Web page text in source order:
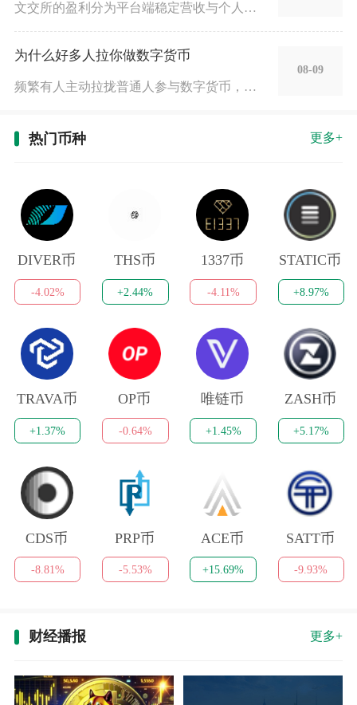
文交所的盈利分为平台端稳定营收与个人藏品交易获利两大板块，正
为什么好多人拉你做数字货币
频繁有人主动拉拢普通人参与数字货币，核心原因是对方能从你的充
08-09
热门币种 更多+
DIVER币
-4.02%
THS币
+2.44%
1337币
-4.11%
STATIC币
+8.97%
TRAVA币
+1.37%
OP币
-0.64%
唯链币
+1.45%
ZASH币
+5.17%
CDS币
-8.81%
PRP币
-5.53%
ACE币
+15.69%
SATT币
-9.93%
财经播报 更多+